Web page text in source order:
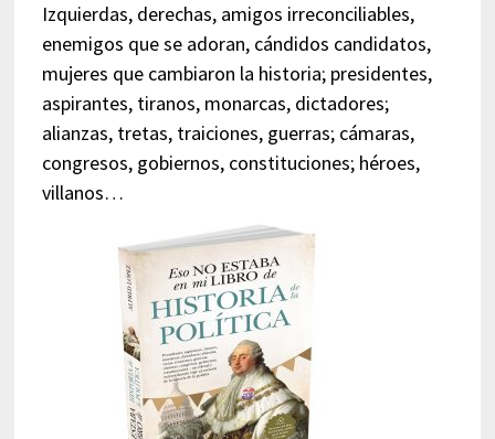
Izquierdas, derechas, amigos irreconciliables,
enemigos que se adoran, cándidos candidatos,
mujeres que cambiaron la historia; presidentes,
aspirantes, tiranos, monarcas, dictadores;
alianzas, tretas, traiciones, guerras; cámaras,
congresos, gobiernos, constituciones; héroes,
villanos…